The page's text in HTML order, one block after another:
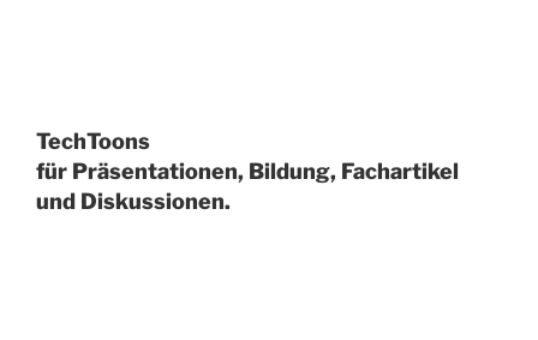
TechToons
für Präsentationen, Bildung, Fachartikel
und Diskussionen.